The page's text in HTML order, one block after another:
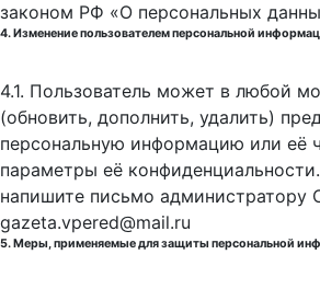
законом РФ «О персональных
4. Изменение пользователем персональной
4.1. Пользователь может в любой
(обновить, дополнить, удалить)
персональную информацию или её
параметры её
напишите письмо администратору
gazeta.vpered@mail.ru
5. Меры, применяемые для защиты персональной